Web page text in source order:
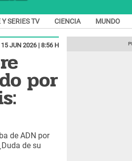
Y SERIES TV CIENCIA MUNDO
15 JUN 2026 | 8:56 H
por
de ADN por
de su